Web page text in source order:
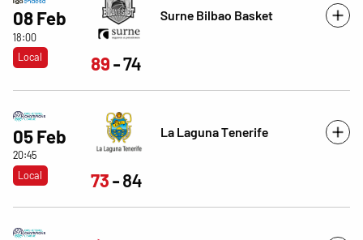
08 Feb
18:00
Local
Surne Bilbao Basket
89 74
05 Feb
20:45
Local
La Laguna Tenerife
73 84